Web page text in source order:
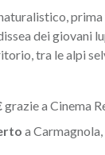
prima
dei giovani
tra le alpi
grazie a Cinema
a